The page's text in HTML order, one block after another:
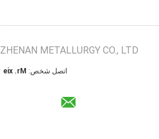
ZHENAN METALLURGY CO., LTD
اتصل شخص: Mr. xie